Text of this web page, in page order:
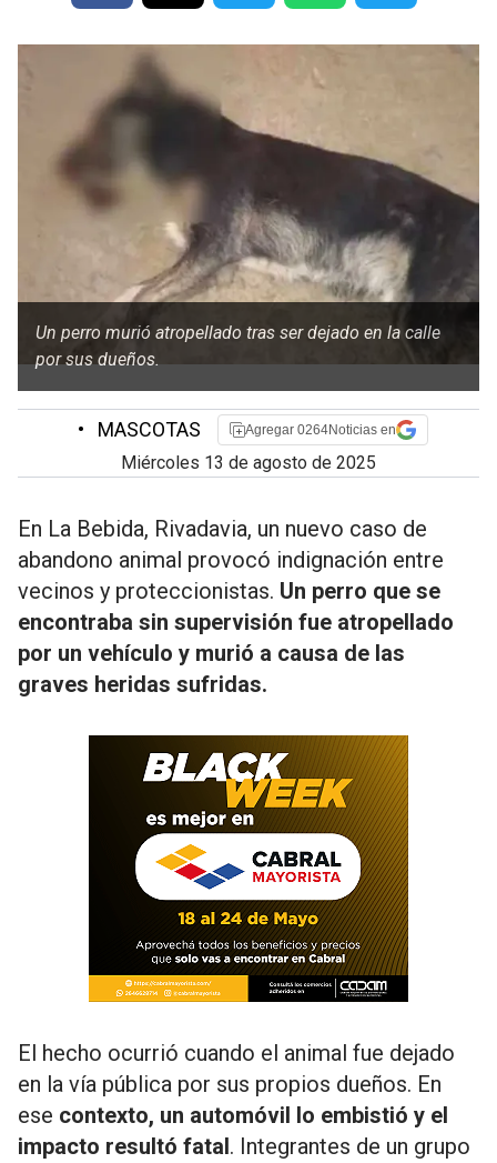
Un perro murió atropellado tras ser dejado en la calle
por sus dueños.
• MASCOTAS Agregar 0264Noticias en
miércoles 13 de agosto de 2025
En La Bebida, Rivadavia, un nuevo caso de
abandono animal provocó indignación entre
vecinos y proteccionistas. Un perro que se
encontraba sin supervisión fue atropellado
por un vehículo y murió a causa de las
graves heridas sufridas.
El hecho ocurrió cuando el animal fue dejado
en la vía pública por sus propios dueños. En
ese contexto, un automóvil lo embistió y el
impacto resultó fatal. Integrantes de un grupo